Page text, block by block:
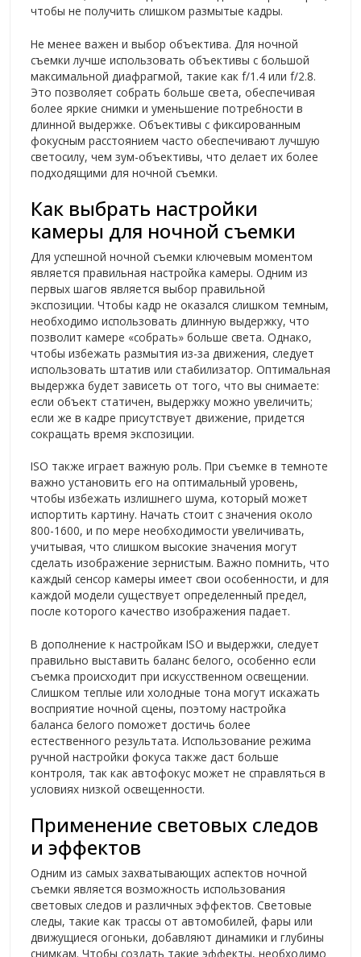
чтобы не получить слишком размытые кадры.
Не менее важен и выбор объектива. Для ночной
съемки лучше использовать объективы с большой
максимальной диафрагмой, такие как f/1.4 или f/2.8.
Это позволяет собрать больше света, обеспечивая
более яркие снимки и уменьшение потребности в
длинной выдержке. Объективы с фиксированным
фокусным расстоянием часто обеспечивают лучшую
светосилу, чем зум-объективы, что делает их более
подходящими для ночной съемки.
Как выбрать настройки
камеры для ночной съемки
Для успешной ночной съемки ключевым моментом
является правильная настройка камеры. Одним из
первых шагов является выбор правильной
экспозиции. Чтобы кадр не оказался слишком темным,
необходимо использовать длинную выдержку, что
позволит камере «собрать» больше света. Однако,
чтобы избежать размытия из-за движения, следует
использовать штатив или стабилизатор. Оптимальная
выдержка будет зависеть от того, что вы снимаете:
если объект статичен, выдержку можно увеличить;
если же в кадре присутствует движение, придется
сокращать время экспозиции.
ISO также играет важную роль. При съемке в темноте
важно установить его на оптимальный уровень,
чтобы избежать излишнего шума, который может
испортить картину. Начать стоит с значения около
800-1600, и по мере необходимости увеличивать,
учитывая, что слишком высокие значения могут
сделать изображение зернистым. Важно помнить, что
каждый сенсор камеры имеет свои особенности, и для
каждой модели существует определенный предел,
после которого качество изображения падает.
В дополнение к настройкам ISO и выдержки, следует
правильно выставить баланс белого, особенно если
съемка происходит при искусственном освещении.
Слишком теплые или холодные тона могут искажать
восприятие ночной сцены, поэтому настройка
баланса белого поможет достичь более
естественного результата. Использование режима
ручной настройки фокуса также даст больше
контроля, так как автофокус может не справляться в
условиях низкой освещенности.
Применение световых следов
и эффектов
Одним из самых захватывающих аспектов ночной
съемки является возможность использования
световых следов и различных эффектов. Световые
следы, такие как трассы от автомобилей, фары или
движущиеся огоньки, добавляют динамики и глубины
снимкам. Чтобы создать такие эффекты, необходимо